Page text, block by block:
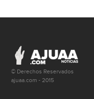
© Derechos Reservados
ajuaa.com - 2015